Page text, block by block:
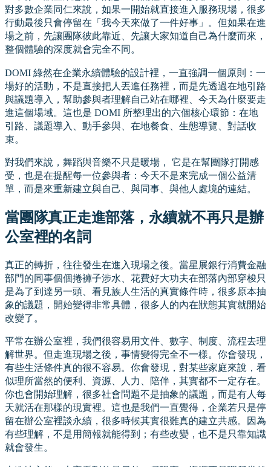
對多數企業同仁來說，如果一開始就直接進入服務現場，很多
行動最後只會停留在「我今天來做了一件好事」。但如果在進
場之前，先讓團隊彼此靠近、先讓大家知道自己為什麼而來，
整個體驗的深度就會完全不同。
DOMI 綠然在企業永續體驗的設計裡，一直強調一個原則：一
場好的活動，不是直接把人丟進任務裡，而是先透過在地引路
與議題導入，幫助參與者理解自己站在哪裡、今天為什麼要走
進這個場域。這也是 DOMI 所整理出的六個核心環節：在地
引路、議題導入、動手參與、在地餐食、生態導覽、對話收
束。
對我們來說，舞蹈與音樂不只是暖場， 它是在幫團隊打開感
受，也是在提醒每一位參與者：今天不是來完成一個公益清
單，而是來重新建立與自己、與同事、與他人處境的連結。
當團隊真正走進部落，永續就不再只是辦
公室裡的名詞
真正的轉折，往往發生在進入現場之後。當星展銀行消費金融
部門的同事個個捲褲子涉水、花費好大功夫在部落內部穿梭只
是為了到達另一頭、看見族人生活的真實條件時，很多原本抽
象的議題，開始變得非常具體，很多人的內在狀態其實就開始
改變了。
平常在辦公室裡，我們很容易用文件、數字、制度、流程去理
解世界。但走進現場之後，事情變得完全不一樣。你會發現，
有些生活條件真的很不容易。你會發現，對某些家庭來說，看
似理所當然的便利、資源、人力、陪伴，其實都不一定存在。
你也會開始理解，很多社會問題不是抽象的議題，而是有人每
天就活在那樣的現實裡。這也是我們一直覺得，企業若只是停
留在辦公室裡談永續，很多時候其實很難真的建立共感。因為
有些理解，不是用簡報就能得到；有些改變，也不是只靠知識
就會發生。